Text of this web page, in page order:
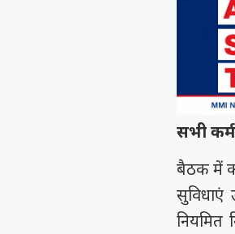
सभी
बैठक में
सुविधाएं
नियमित